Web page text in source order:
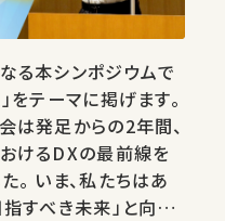
る本シンポジウムで
をテーマに掲げます。
は発足からの2年間、
けるDXの最前線を
。 いま、私たちはあ
すべき未来」と向き